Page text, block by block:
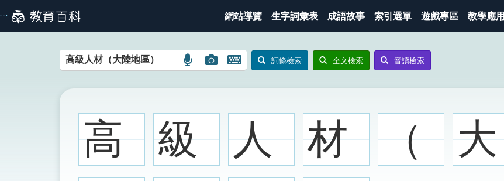
到
主
::: 網站導覽 生字詞彙表 成語故事 索引選單 遊戲專區 教學應用
:::
語
搜
圖
示
圖
搜
圖
開
鍵
圖
詞條檢索 全文檢索 音讀檢索
高 級 人 材 （
大